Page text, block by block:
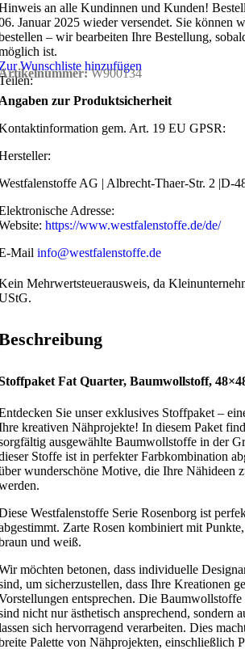
an alle Kundinnen und Kunden!
Januar 2025 wieder versendet. Sie können
– wir bearbeiten Ihre Bestellung,
ist.
Wunschliste hinzufügen
W900134
zur Produktsicherheit
gem. Art. 19 EU GPSR:
AG | Albrecht-Thaer-Str. 2 |D-
Adresse:
https://www.westfalenstoffe.de/de/
Mail info@westfalenstoffe.de
Mehrwertsteuerausweis, da
Fat Quarter, Baumwollstoff,
Sie unser exklusives Stoffpaket –
kreativen Nähprojekte! In diesem Paket
ausgewählte Baumwollstoffe in der
Stoffe ist in perfekter Farbkombination
wunderschöne Motive, die Ihre Nähideen
Westfalenstoffe Serie Rosenborg ist
Zarte Rosen kombiniert mit
und weiß.
möchten betonen, dass individuelle
um sicherzustellen, dass Ihre Kreationen
entsprechen. Die
nicht nur ästhetisch ansprechend, sondern
sich hervorragend verarbeiten. Dies
Palette von Nähprojekten, einschließlich